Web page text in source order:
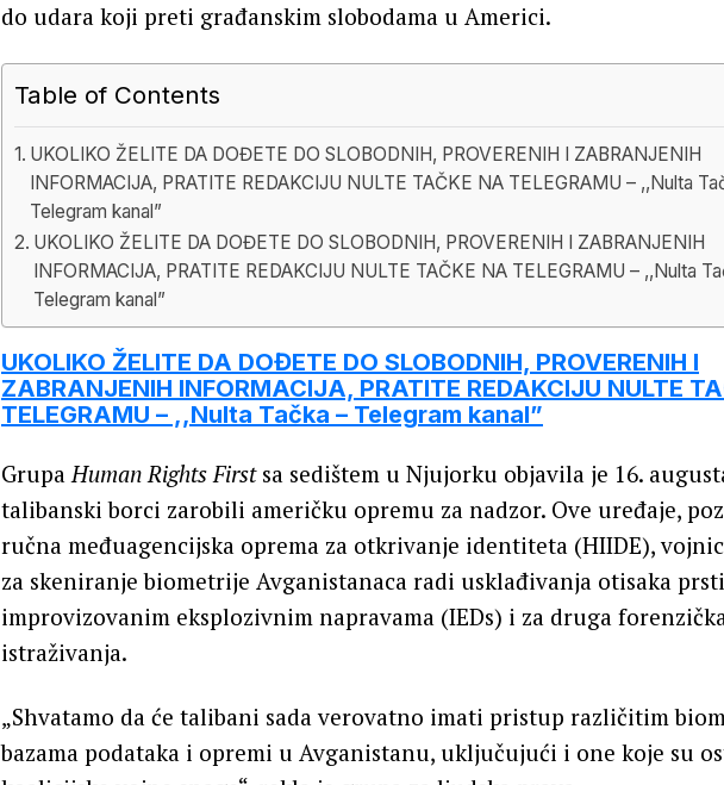
do udara koji preti građanskim slobodama u Americi.
Table of Contents
UKOLIKO ŽELITE DA DOĐETE DO SLOBODNIH, PROVERENIH I ZABRANJENIH
INFORMACIJA, PRATITE REDAKCIJU NULTE TAČKE NA TELEGRAMU – ,,Nulta
Telegram kanal”
UKOLIKO ŽELITE DA DOĐETE DO SLOBODNIH, PROVERENIH I ZABRANJENIH
INFORMACIJA, PRATITE REDAKCIJU NULTE TAČKE NA TELEGRAMU – ,,Nulta
Telegram kanal”
UKOLIKO ŽELITE DA DOĐETE DO SLOBODNIH, PROVERENIH I
ZABRANJENIH INFORMACIJA, PRATITE REDAKCIJU NULTE
TELEGRAMU – ,,Nulta Tačka – Telegram kanal”
Grupa Human Rights Firstsa sedištem u Njujorku objavila je 16.
talibanski borci zarobili američku opremu za nadzor. Ove uređaje,
ručna međuagencijska oprema za otkrivanje identiteta (HIIDE),
za skeniranje biometrije Avganistanaca radi usklađivanja otisaka
improvizovanim eksplozivnim napravama (IEDs) i za druga forenzička
istraživanja.
„Shvatamo da će talibani sada verovatno imati pristup različitim
bazama podataka i opremi u Avganistanu, uključujući i one koje su